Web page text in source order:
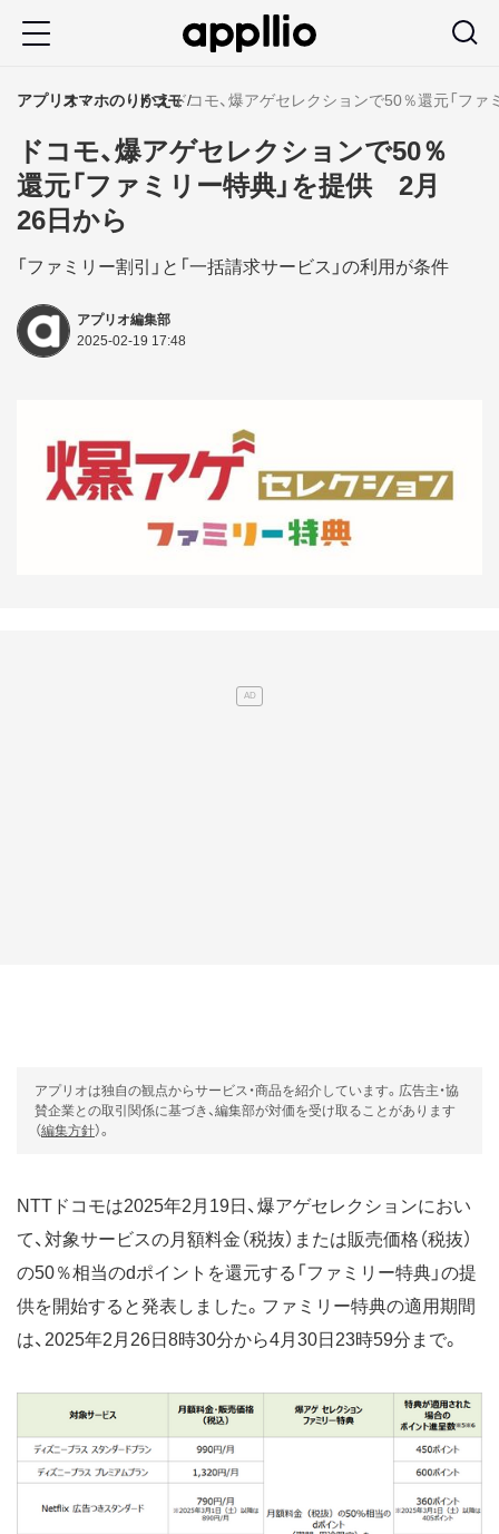
テ
ン
移
アプリオスマホのりかえ
ドコモドコモ、爆アゲセレクションで50％還元「フ
ドコモ、爆アゲセレクションで50％
還元「ファミリー特典」を提供 2月
26日から
「ファミリー割引」と「一括請求サービス」の利用が条件
アプリオ編集部
2025-02-19 17:48
アプリオは独自の観点からサービス・商品を紹介しています。広告主・協
賛企業との取引関係に基づき、編集部が対価を受け取ることがあります
（編集方針）。
NTTドコモは2025年2月19日、爆アゲセレクションにおい
て、対象サービスの月額料金（税抜）または販売価格（税抜）
の50％相当のdポイントを還元する「ファミリー特典」の提
供を開始すると発表しました。ファミリー特典の適用期間
は、2025年2月26日8時30分から4月30日23時59分まで。